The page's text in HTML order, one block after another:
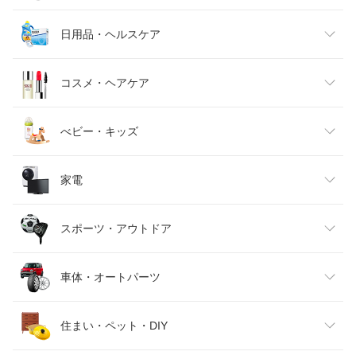
メンズファッション
キッズファッション
ベビーファッション
インナー・下着・ナイトウェア
バッグ・小物・ブランド雑貨
靴
腕時計
食品
スイーツ・お菓子
水・ソフトドリンク
ビール・洋酒
ワイン
日本酒・焼酎
日用品・ヘルスケア
日用品雑貨・文房具・手芸
ダイエット・健康
医薬品・コンタクト・介護
コスメ・ヘアケア
美容・コスメ・香水
べビー・キッズ
キッズ・ベビー・マタニティ
おもちゃ
家電
家電
TV・オーディオ・カメラ
スマートフォン・タブレット
スポーツ・アウトドア
スポーツ・アウトドア
ゴルフ
車体・オートパーツ
車用品・バイク用品
住まい・ペット・DIY